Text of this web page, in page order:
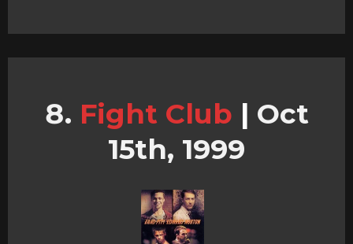
Fight Club | Oct
15th, 1999